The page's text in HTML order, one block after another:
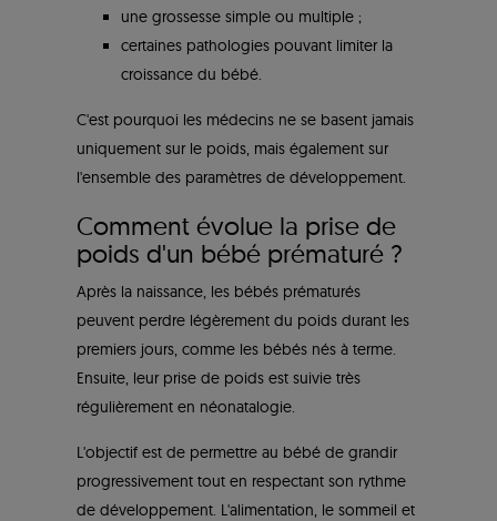
une grossesse simple ou multiple ;
certaines pathologies pouvant limiter la
croissance du bébé.
C'est pourquoi les médecins ne se basent jamais
uniquement sur le poids, mais également sur
l'ensemble des paramètres de développement.
Comment évolue la prise de
poids d'un bébé prématuré ?
Après la naissance, les bébés prématurés
peuvent perdre légèrement du poids durant les
premiers jours, comme les bébés nés à terme.
Ensuite, leur prise de poids est suivie très
régulièrement en néonatalogie.
L'objectif est de permettre au bébé de grandir
progressivement tout en respectant son rythme
de développement. L'alimentation, le sommeil et